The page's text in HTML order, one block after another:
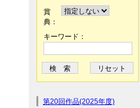
賞
典：
キーワード：
第20回作品(2025年度)